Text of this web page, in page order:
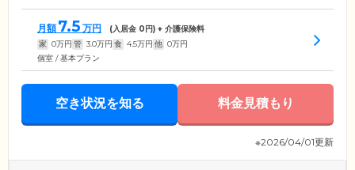
月額 7.5 万円 (入居金 0円) + 介護保険料
家 0万円 管 3.0万円 食 4.5万円 他 0万円
個室 / 基本プラン
空き状況を知る 料金見積もり
※2026/04/01更新